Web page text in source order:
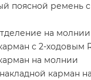
поясной ремень
на молнии
с 2-ходовым
на молнии
карман